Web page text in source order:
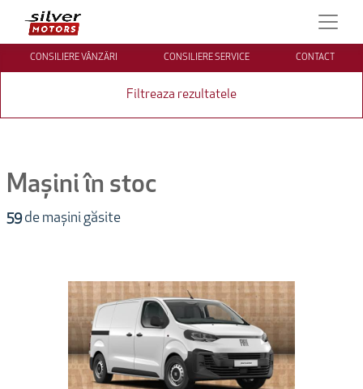
CONSILIERE VÂNZĂRI CONSILIERE SERVICE CONTACT
Filtreaza rezultatele
Mașini în stoc
59de mașini găsite